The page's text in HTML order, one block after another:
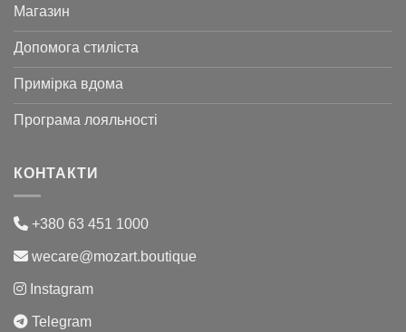
Магазин
Допомога стиліста
Примірка вдома
Програма лояльності
КОНТАКТИ
+380 63 451 1000
wecare@mozart.boutique
Instagram
Telegram